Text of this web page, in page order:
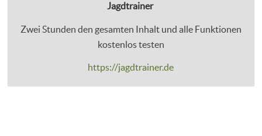
Jagdtrainer
Zwei Stunden den gesamten Inhalt und alle Funktionen
kostenlos testen
https://jagdtrainer.de